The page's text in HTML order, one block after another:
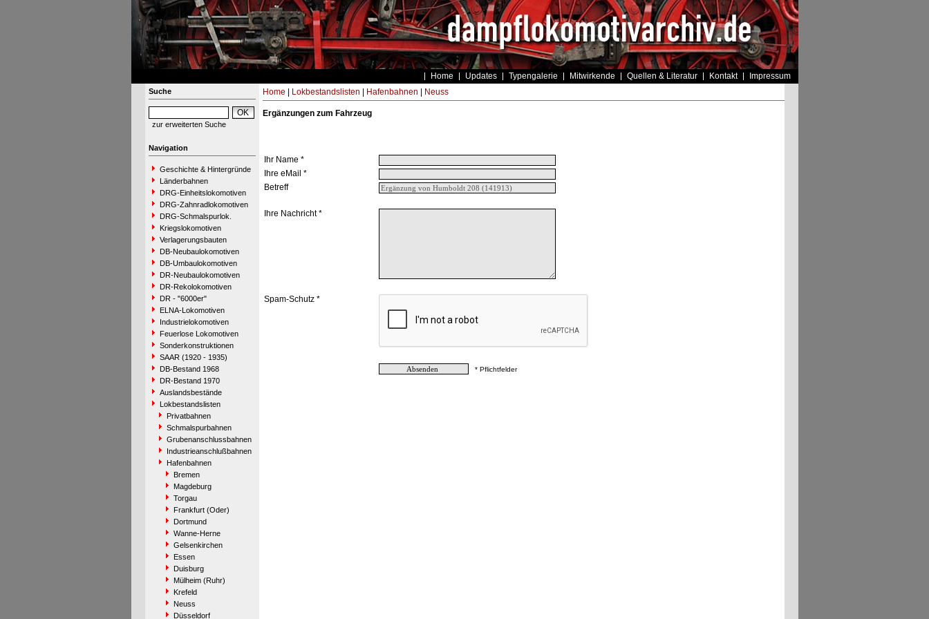
Home Updates Typengalerie Mitwirkende Quellen & Literatur Kontakt Impressum
Suche
zur erweiterten Suche
Navigation
Geschichte & Hintergründe
Länderbahnen
DRG-Einheitslokomotiven
DRG-Zahnradlokomotiven
DRG-Schmalspurlok.
Kriegslokomotiven
Verlagerungsbauten
DB-Neubaulokomotiven
DB-Umbaulokomotiven
DR-Neubaulokomotiven
DR-Rekolokomotiven
DR - "6000er"
ELNA-Lokomotiven
Industrielokomotiven
Feuerlose Lokomotiven
Sonderkonstruktionen
SAAR (1920 - 1935)
DB-Bestand 1968
DR-Bestand 1970
Auslandsbestände
Lokbestandslisten
Privatbahnen
Schmalspurbahnen
Grubenanschlussbahnen
Industrieanschlußbahnen
Hafenbahnen
Bremen
Magdeburg
Torgau
Frankfurt (Oder)
Dortmund
Wanne-Herne
Gelsenkirchen
Essen
Duisburg
Mülheim (Ruhr)
Krefeld
Neuss
Düsseldorf
Home Lokbestandslisten Hafenbahnen Neuss
Ergänzungen zum Fahrzeug
Ihr Name *
Ihre eMail *
Betreff
Ihre Nachricht *
Spam-Schutz *
* Pflichtfelder